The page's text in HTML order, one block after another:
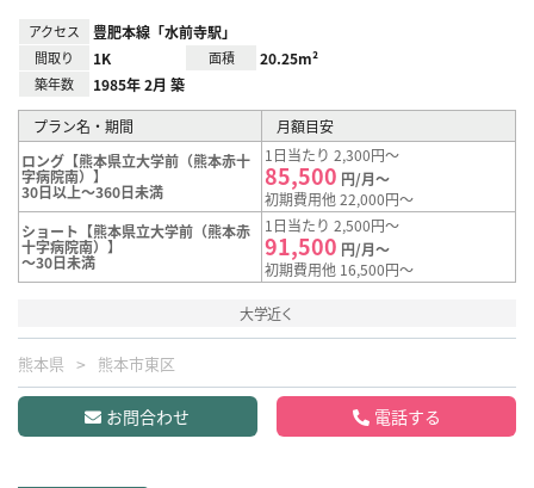
アクセス 豊肥本線「水前寺駅」
間取り 1K 面積 20.25m²
築年数 1985年 2月 築
プラン名・期間
月額目安
ロング【熊本県立大学前（熊本赤十
字病院南）】
30日以上～360日未満
1日当たり 2,300円～
85,500 円/月～
初期費用他 22,000円～
ショート【熊本県立大学前（熊本赤
十字病院南）】
～30日未満
1日当たり 2,500円～
91,500 円/月～
初期費用他 16,500円～
大学近く
熊本県 熊本市東区
お問合わせ 電話する